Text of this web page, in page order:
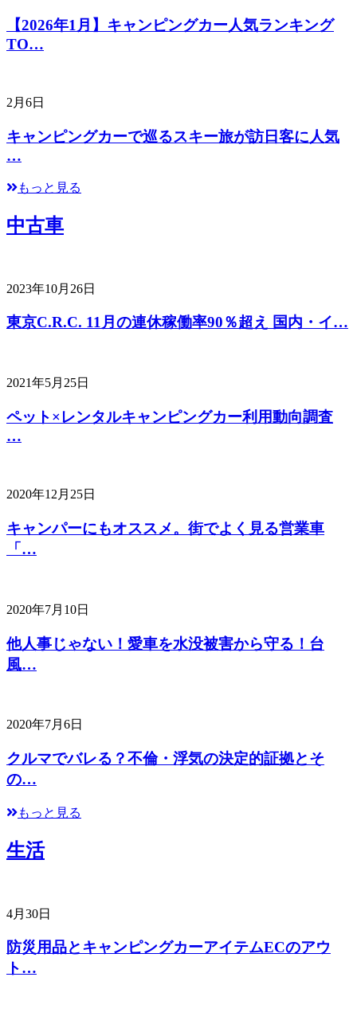
【2026年1月】キャンピングカー人気ランキング
TO…
2月6日
キャンピングカーで巡るスキー旅が訪日客に人気
…
もっと見る
中古車
2023年10月26日
東京C.R.C. 11月の連休稼働率90％超え 国内・イ…
2021年5月25日
ペット×レンタルキャンピングカー利用動向調査
…
2020年12月25日
キャンパーにもオススメ。街でよく見る営業車
「…
2020年7月10日
他人事じゃない！愛車を水没被害から守る！台
風…
2020年7月6日
クルマでバレる？不倫・浮気の決定的証拠とそ
の…
もっと見る
生活
4月30日
防災用品とキャンピングカーアイテムECのアウ
ト…